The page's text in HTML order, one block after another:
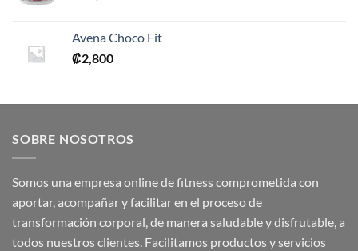
Avena Choco Fit
₡2,800
SOBRE NOSOTROS
Somos una empresa online de fitness comprometida con
aportar, acompañar y facilitar en el proceso de
transformación corporal, de manera saludable y disfrutable, a
todos nuestros clientes. Facilitamos productos y servicios